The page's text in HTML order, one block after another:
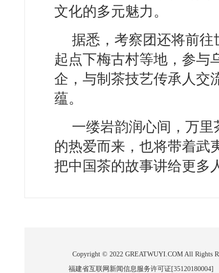
文化的多元魅力。
据悉，考察团还将前
起点下梅古村等地，参与
企，与制茶技艺传承人交
蕴。
一缕岩韵润心间，万
的热爱而来，也将带着武
把中国茶的故事讲给更多
Copyright © 2022 GREATWUYI.COM All Rights
福建省互联网新闻信息服务许可证